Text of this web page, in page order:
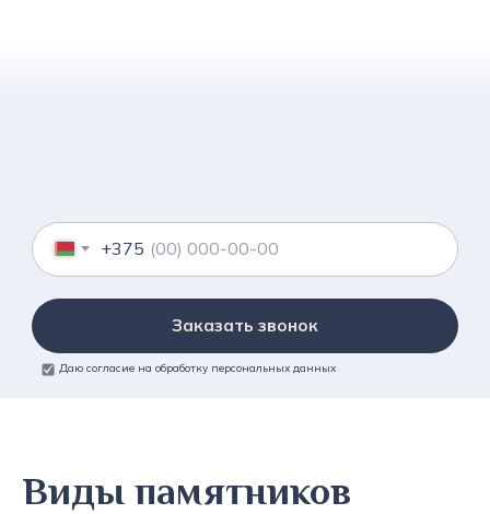
+375
Заказать звонок
Даю согласие на обработку персональных данных
Виды памятников